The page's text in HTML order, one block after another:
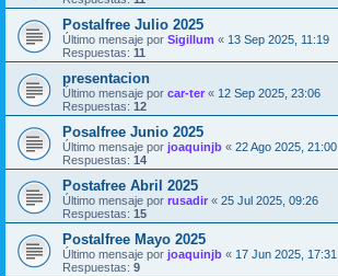
Postalfree Julio 2025
Último mensaje por Sigillum « 13 Sep 2025, 11:19
Respuestas: 11
presentacion
Último mensaje por car-ter « 12 Sep 2025, 23:06
Respuestas: 12
Posalfree Junio 2025
Último mensaje por joaquinjb « 22 Ago 2025, 21:00
Respuestas: 14
Postafree Abril 2025
Último mensaje por rusadir « 25 Jul 2025, 09:26
Respuestas: 15
Postalfree Mayo 2025
Último mensaje por joaquinjb « 17 Jun 2025, 17:31
Respuestas: 9